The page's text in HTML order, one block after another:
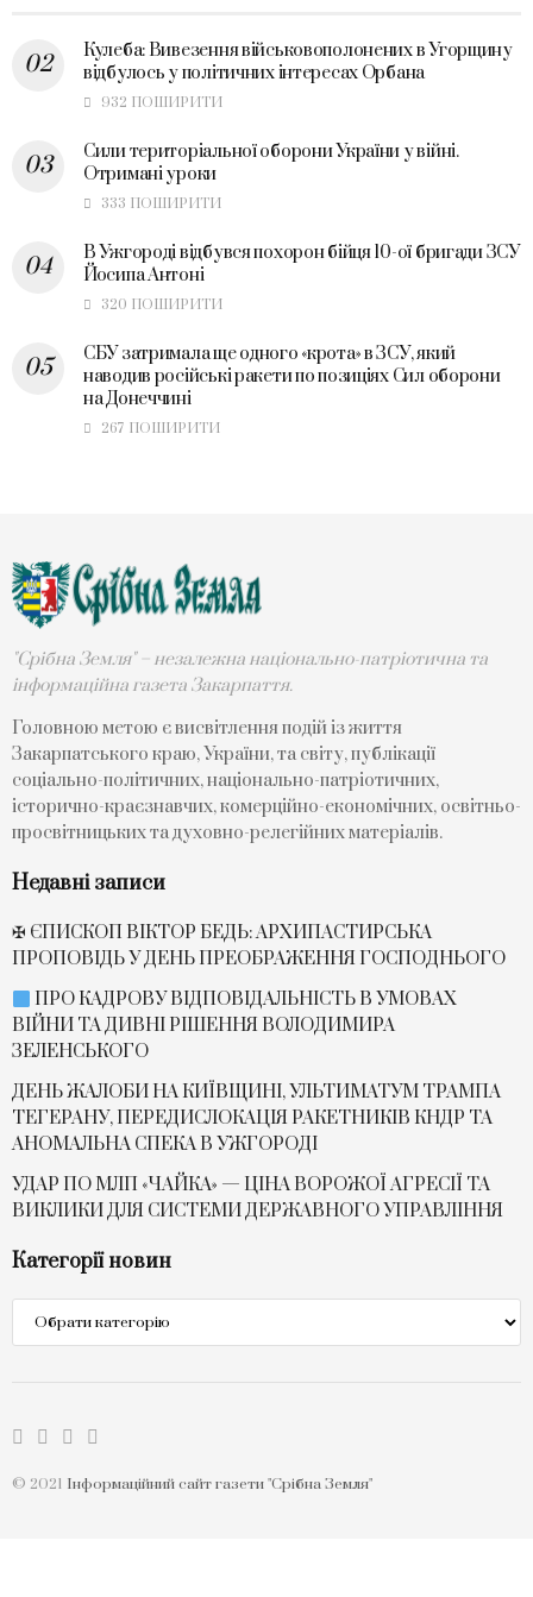
Кулеба: Вивезення військовополонених в Угорщину
відбулось у політичних інтересах Орбана
932 ПОШИРИТИ
Сили територіальної оборони України у війні.
Отримані уроки
333 ПОШИРИТИ
В Ужгороді відбувся похорон бійця 10-ої бригади ЗСУ
Йосипа Антоні
320 ПОШИРИТИ
СБУ затримала ще одного «крота» в ЗСУ, який
наводив російські ракети по позиціях Сил оборони
на Донеччині
267 ПОШИРИТИ
"Срібна Земля" – незалежна національно-патріотична та
інформаційна газета Закарпаття.
Головною метою є висвітлення подій із життя
Закарпатського краю, України, та світу, публікації
соціально-політичних, національно-патріотичних,
історично-краєзнавчих, комерційно-економічних, освітньо-
просвітницьких та духовно-релегійних матеріалів.
Недавні записи
✠ ЄПИСКОП ВІКТОР БЕДЬ: АРХИПАСТИРСЬКА
ПРОПОВІДЬ У ДЕНЬ ПРЕОБРАЖЕННЯ ГОСПОДНЬОГО
ПРО КАДРОВУ ВІДПОВІДАЛЬНІСТЬ В УМОВАХ
ВІЙНИ ТА ДИВНІ РІШЕННЯ ВОЛОДИМИРА
ЗЕЛЕНСЬКОГО
ДЕНЬ ЖАЛОБИ НА КИЇВЩИНІ, УЛЬТИМАТУМ ТРАМПА
ТЕГЕРАНУ, ПЕРЕДИСЛОКАЦІЯ РАКЕТНИКІВ КНДР ТА
АНОМАЛЬНА СПЕКА В УЖГОРОДІ
УДАР ПО МЛП «ЧАЙКА» — ЦІНА ВОРОЖОЇ АГРЕСІЇ ТА
ВИКЛИКИ ДЛЯ СИСТЕМИ ДЕРЖАВНОГО УПРАВЛІННЯ
Категорії новин
новин
© 2021 Інформаційний сайт газети "Срібна Земля"